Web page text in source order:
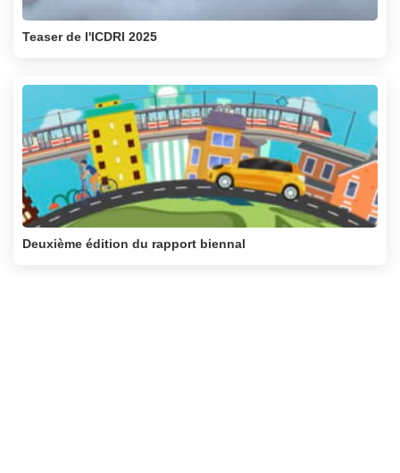
Teaser de l'ICDRI 2025
Deuxième édition du rapport biennal